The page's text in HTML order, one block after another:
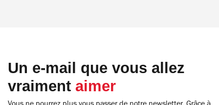
Un e-mail que vous allez
vraiment aimer